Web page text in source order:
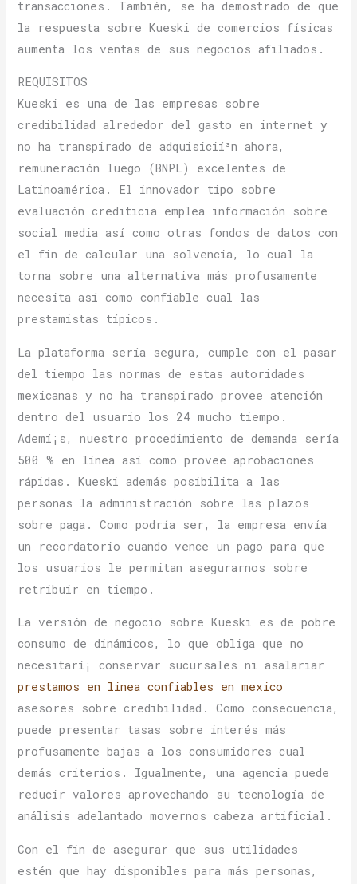
transacciones. También, se ha demostrado de que
la respuesta sobre Kueski de comercios físicas
aumenta los ventas de sus negocios afiliados.
REQUISITOS
Kueski es una de las empresas sobre
credibilidad alrededor del gasto en internet y
no ha transpirado de adquisicií³n ahora,
remuneración luego (BNPL) excelentes de
Latinoamérica. El innovador tipo sobre
evaluación crediticia emplea información sobre
social media así­ como otras fondos de datos con
el fin de calcular una solvencia, lo cual la
torna sobre una alternativa más profusamente
necesita así­ como confiable cual las
prestamistas tí­picos.
La plataforma serí­a segura, cumple con el pasar
del tiempo las normas de estas autoridades
mexicanas y no ha transpirado provee atención
dentro del usuario los 24 mucho tiempo.
Ademí¡s, nuestro procedimiento de demanda serí­a
500 % en línea así­ como provee aprobaciones
rápidas. Kueski además posibilita a las
personas la administración sobre las plazos
sobre paga. Como podrí­a ser, la empresa envía
un recordatorio cuando vence un pago para que
los usuarios le permitan asegurarnos sobre
retribuir en tiempo.
La versión de negocio sobre Kueski es de pobre
consumo de dinámicos, lo que obliga que no
necesitarí¡ conservar sucursales ni asalariar
prestamos en linea confiables en mexico
asesores sobre credibilidad. Como consecuencia,
puede presentar tasas sobre interés más
profusamente bajas a los consumidores cual
demás criterios. Igualmente, una agencia puede
reducir valores aprovechando su tecnología de
análisis adelantado movernos cabeza artificial.
Con el fin de asegurar que sus utilidades
estén que hay disponibles para más personas,